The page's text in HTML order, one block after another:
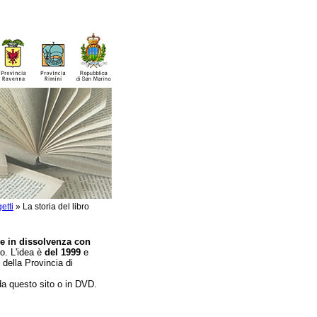
» La storia del libro
in dissolvenza con
L'idea è del 1999 e
Provincia di
questo sito o in DVD.